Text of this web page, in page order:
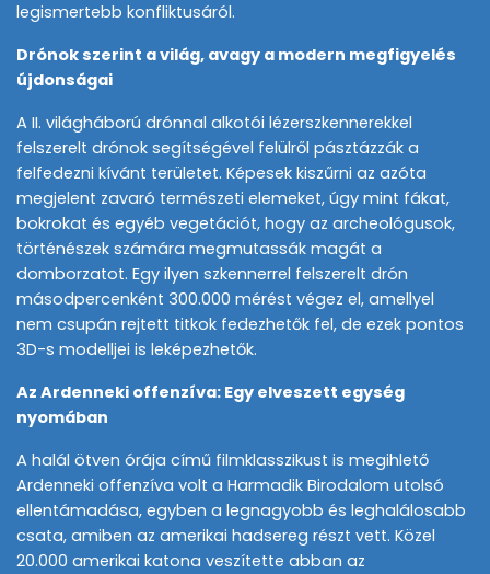
legismertebb konfliktusáról.
Drónok szerint a világ, avagy a modern megfigyelés
újdonságai
A II. világháború drónnal alkotói lézerszkennerekkel
felszerelt drónok segítségével felülről pásztázzák a
felfedezni kívánt területet. Képesek kiszűrni az azóta
megjelent zavaró természeti elemeket, úgy mint fákat,
bokrokat és egyéb vegetációt, hogy az archeológusok,
történészek számára megmutassák magát a
domborzatot. Egy ilyen szkennerrel felszerelt drón
másodpercenként 300.000 mérést végez el, amellyel
nem csupán rejtett titkok fedezhetők fel, de ezek pontos
3D-s modelljei is leképezhetők.
Az Ardenneki offenzíva: Egy elveszett egység
nyomában
A halál ötven órája című filmklasszikust is megihlető
Ardenneki offenzíva volt a Harmadik Birodalom utolsó
ellentámadása, egyben a legnagyobb és leghalálosabb
csata, amiben az amerikai hadsereg részt vett. Közel
20.000 amerikai katona veszítette abban az